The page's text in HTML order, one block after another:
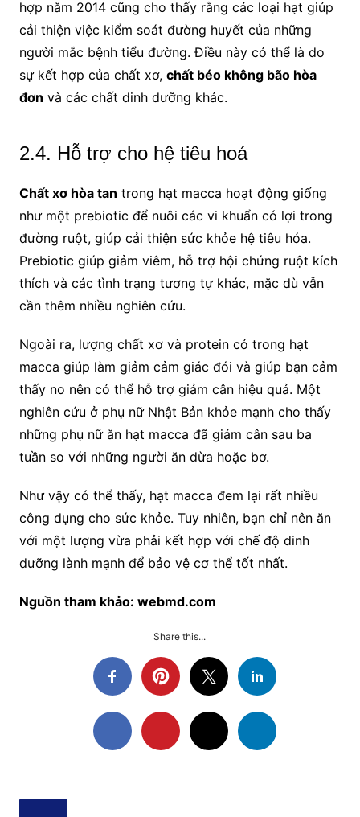
hợp năm 2014 cũng cho thấy rằng các loại hạt giúp
cải thiện việc kiểm soát đường huyết của những
người mắc bệnh tiểu đường. Điều này có thể là do
sự kết hợp của chất xơ, chất béo không bão hòa
đơn và các chất dinh dưỡng khác.
2.4. Hỗ trợ cho hệ tiêu hoá
Chất xơ hòa tan trong hạt macca hoạt động giống
như một prebiotic để nuôi các vi khuẩn có lợi trong
đường ruột, giúp cải thiện sức khỏe hệ tiêu hóa.
Prebiotic giúp giảm viêm, hỗ trợ hội chứng ruột kích
thích và các tình trạng tương tự khác, mặc dù vẫn
cần thêm nhiều nghiên cứu.
Ngoài ra, lượng chất xơ và protein có trong hạt
macca giúp làm giảm cảm giác đói và giúp bạn cảm
thấy no nên có thể hỗ trợ giảm cân hiệu quả. Một
nghiên cứu ở phụ nữ Nhật Bản khỏe mạnh cho thấy
những phụ nữ ăn hạt macca đã giảm cân sau ba
tuần so với những người ăn dừa hoặc bơ.
Như vậy có thể thấy, hạt macca đem lại rất nhiều
công dụng cho sức khỏe. Tuy nhiên, bạn chỉ nên ăn
với một lượng vừa phải kết hợp với chế độ dinh
dưỡng lành mạnh để bảo vệ cơ thể tốt nhất.
Nguồn tham khảo: webmd.com
Share this...